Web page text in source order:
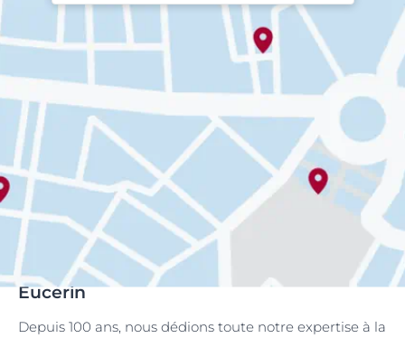
Eucerin
Depuis 100 ans, nous dédions toute notre expertise à la